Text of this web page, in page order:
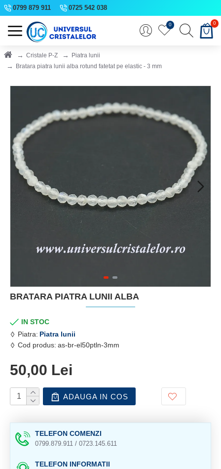
0799 879 911 0725 542 038
0 0
Cristale P-Z
Piatra lunii
Bratara piatra lunii alba rotund fatetat pe elastic - 3 mm
BRATARA PIATRA LUNII ALBA
IN STOC
Piatra: Piatra lunii
Cod produs: as-br-el50ptln-3mm
50,00 Lei
ADAUGA IN COS
TELEFON COMENZI
0799.879.911 / 0723.145.611
TELEFON INFORMATII